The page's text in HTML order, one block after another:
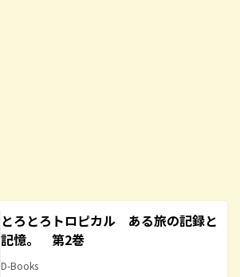
とろとろトロピカル ある旅の記録と
記憶。 第2巻
D-Books